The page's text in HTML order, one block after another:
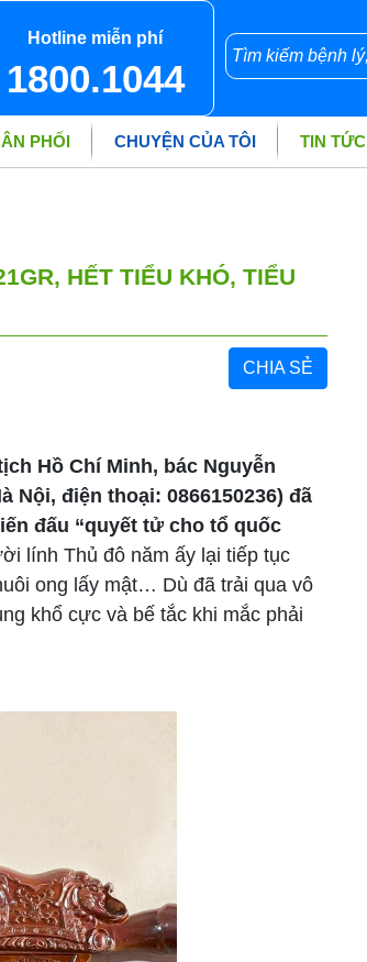
Hotline miễn phí
1800.1044
PHỐI CHUYỆN CỦA TÔI TIN TỨC
HẾT TIỂU KHÓ, TIỂU
CHIA SẺ
Hồ Chí Minh, bác Nguyễn
Nội, điện thoại: 0866150236) đã
đấu “quyết tử cho tổ quốc
lính Thủ đô năm ấy lại tiếp tục
ong lấy mật… Dù đã trải qua vô
khổ cực và bế tắc khi mắc phải